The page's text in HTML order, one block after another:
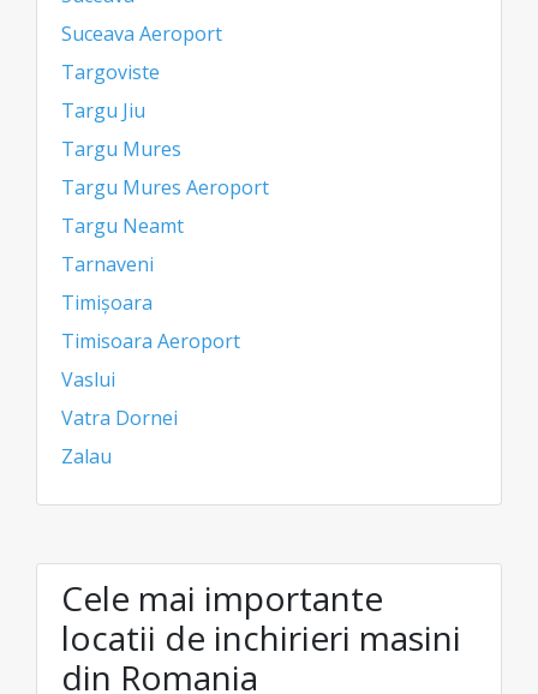
Suceava Aeroport
Targoviste
Targu Jiu
Targu Mures
Targu Mures Aeroport
Targu Neamt
Tarnaveni
Timișoara
Timisoara Aeroport
Vaslui
Vatra Dornei
Zalau
Cele mai importante
locatii de inchirieri masini
din Romania